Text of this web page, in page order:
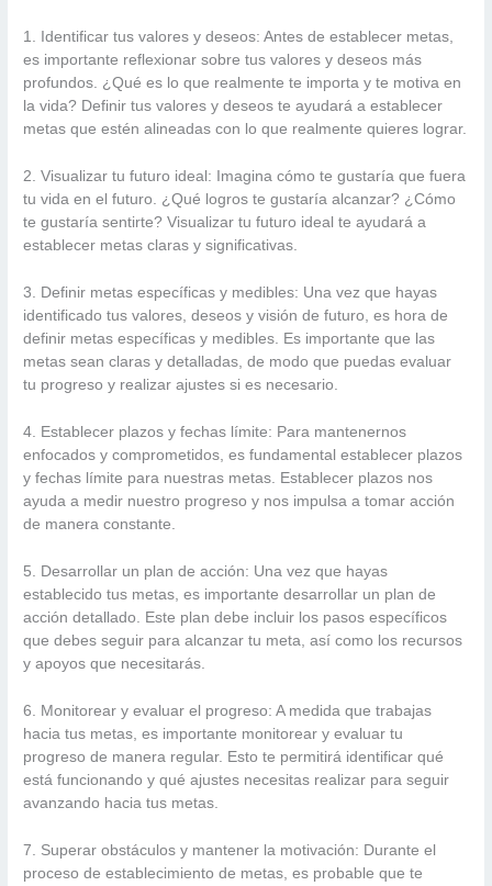
1. Identificar tus valores y deseos: Antes de establecer metas,
es importante reflexionar sobre tus valores y deseos más
profundos. ¿Qué es lo que realmente te importa y te motiva en
la vida? Definir tus valores y deseos te ayudará a establecer
metas que estén alineadas con lo que realmente quieres lograr.
2. Visualizar tu futuro ideal: Imagina cómo te gustaría que fuera
tu vida en el futuro. ¿Qué logros te gustaría alcanzar? ¿Cómo
te gustaría sentirte? Visualizar tu futuro ideal te ayudará a
establecer metas claras y significativas.
3. Definir metas específicas y medibles: Una vez que hayas
identificado tus valores, deseos y visión de futuro, es hora de
definir metas específicas y medibles. Es importante que las
metas sean claras y detalladas, de modo que puedas evaluar
tu progreso y realizar ajustes si es necesario.
4. Establecer plazos y fechas límite: Para mantenernos
enfocados y comprometidos, es fundamental establecer plazos
y fechas límite para nuestras metas. Establecer plazos nos
ayuda a medir nuestro progreso y nos impulsa a tomar acción
de manera constante.
5. Desarrollar un plan de acción: Una vez que hayas
establecido tus metas, es importante desarrollar un plan de
acción detallado. Este plan debe incluir los pasos específicos
que debes seguir para alcanzar tu meta, así como los recursos
y apoyos que necesitarás.
6. Monitorear y evaluar el progreso: A medida que trabajas
hacia tus metas, es importante monitorear y evaluar tu
progreso de manera regular. Esto te permitirá identificar qué
está funcionando y qué ajustes necesitas realizar para seguir
avanzando hacia tus metas.
7. Superar obstáculos y mantener la motivación: Durante el
proceso de establecimiento de metas, es probable que te